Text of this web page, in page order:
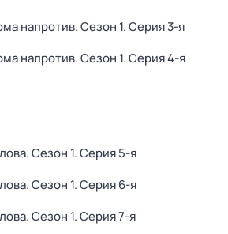
напротив. Сезон 1. Серия 3-я
напротив. Сезон 1. Серия 4-я
. Сезон 1. Серия 5-я
. Сезон 1. Серия 6-я
. Сезон 1. Серия 7-я